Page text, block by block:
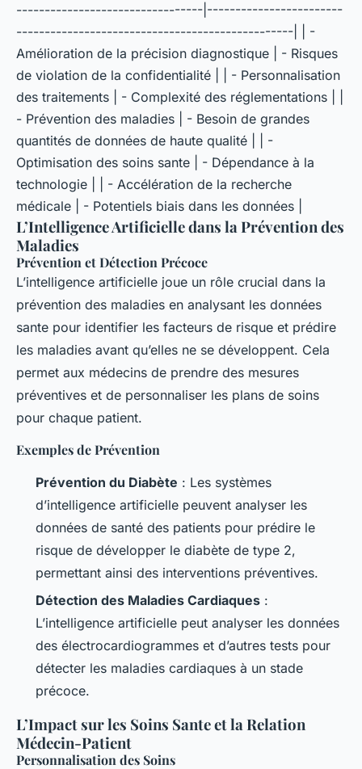
---------------------------------|------------------------
-------------------------------------------------| | -
Amélioration de la précision diagnostique | - Risques
de violation de la confidentialité | | - Personnalisation
des traitements | - Complexité des réglementations | |
- Prévention des maladies | - Besoin de grandes
quantités de données de haute qualité | | -
Optimisation des soins sante | - Dépendance à la
technologie | | - Accélération de la recherche
médicale | - Potentiels biais dans les données |
L’Intelligence Artificielle dans la Prévention des
Maladies
Prévention et Détection Précoce
L’intelligence artificielle joue un rôle crucial dans la
prévention des maladies en analysant les données
sante pour identifier les facteurs de risque et prédire
les maladies avant qu’elles ne se développent. Cela
permet aux médecins de prendre des mesures
préventives et de personnaliser les plans de soins
pour chaque patient.
Exemples de Prévention
Prévention du Diabète : Les systèmes
d’intelligence artificielle peuvent analyser les
données de santé des patients pour prédire le
risque de développer le diabète de type 2,
permettant ainsi des interventions préventives.
Détection des Maladies Cardiaques :
L’intelligence artificielle peut analyser les données
des électrocardiogrammes et d’autres tests pour
détecter les maladies cardiaques à un stade
précoce.
L’Impact sur les Soins Sante et la Relation
Médecin-Patient
Personnalisation des Soins